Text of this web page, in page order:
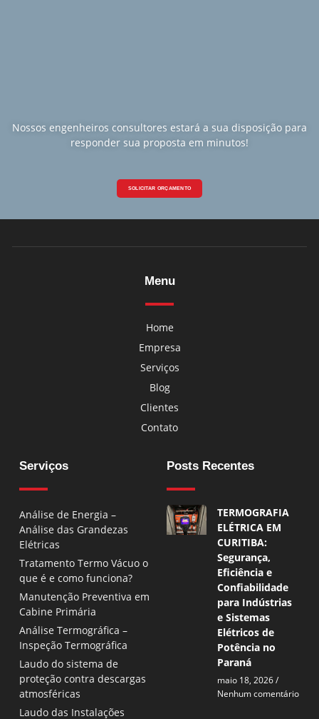
Nossos engenheiros consultores estará a sua disposição para
responder sua proposta em minutos!
SOLICITAR ORÇAMENTO
Menu
Home
Empresa
Serviços
Blog
Clientes
Contato
Serviços
Análise de Energia –
Análise das Grandezas
Elétricas
Tratamento Termo Vácuo o
que é e como funciona?
Manutenção Preventiva em
Cabine Primária
Análise Termográfica –
Inspeção Termográfica
Laudo do sistema de
proteção contra descargas
atmosféricas
Laudo das Instalações
Posts Recentes
TERMOGRAFIA
ELÉTRICA EM
CURITIBA:
Segurança,
Eficiência e
Confiabilidade
para Indústrias
e Sistemas
Elétricos de
Potência no
Paraná
maio 18, 2026
Nenhum comentário